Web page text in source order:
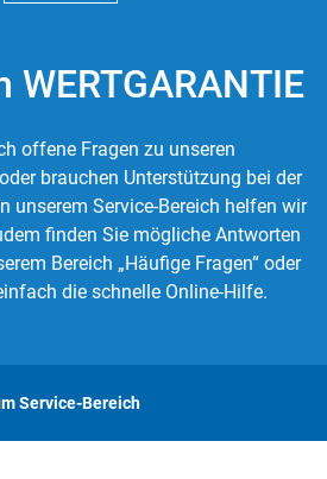
WERTGARANTIE
offene Fragen zu unseren
brauchen Unterstützung bei der
unserem Service-Bereich helfen wir
finden Sie mögliche Antworten
Bereich „Häufige Fragen“ oder
die schnelle Online-Hilfe.
Service-Bereich